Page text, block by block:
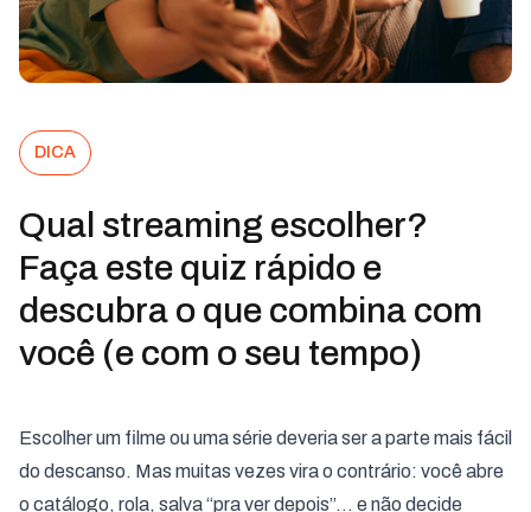
DICA
Qual streaming escolher?
Faça este quiz rápido e
descubra o que combina com
você (e com o seu tempo)
Escolher um filme ou uma série deveria ser a parte mais fácil
do descanso. Mas muitas vezes vira o contrário: você abre
o catálogo, rola, salva “pra ver depois”… e não decide